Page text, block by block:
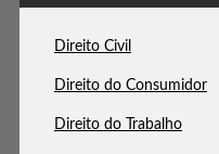
Direito Civil
Direito do Consumidor
Direito do Trabalho